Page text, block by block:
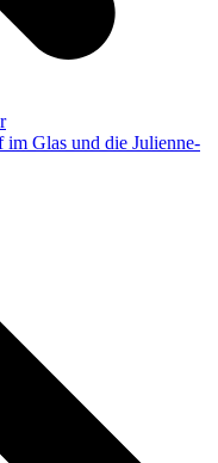
im Glas und die Julienne-